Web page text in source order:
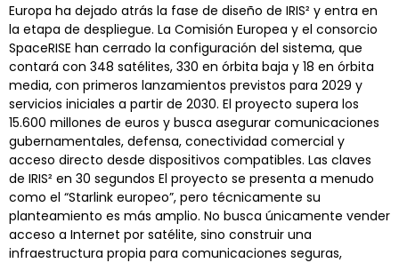
Europa ha dejado atrás la fase de diseño de IRIS² y entra en
la etapa de despliegue. La Comisión Europea y el consorcio
SpaceRISE han cerrado la configuración del sistema, que
contará con 348 satélites, 330 en órbita baja y 18 en órbita
media, con primeros lanzamientos previstos para 2029 y
servicios iniciales a partir de 2030. El proyecto supera los
15.600 millones de euros y busca asegurar comunicaciones
gubernamentales, defensa, conectividad comercial y
acceso directo desde dispositivos compatibles. Las claves
de IRIS² en 30 segundos El proyecto se presenta a menudo
como el “Starlink europeo”, pero técnicamente su
planteamiento es más amplio. No busca únicamente vender
acceso a Internet por satélite, sino construir una
infraestructura propia para comunicaciones seguras,